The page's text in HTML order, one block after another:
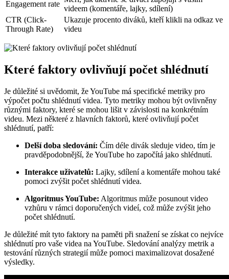
Engagement rate
videem (komentáře, lajky, sdílení)
CTR (Click-
Through Rate)
Ukazuje procento diváků, kteří klikli na odkaz ve
videu
Které faktory ovlivňují počet shlédnutí
Je důležité si uvědomit, že YouTube má specifické metriky pro
výpočet počtu shlédnutí videa. Tyto metriky mohou být ovlivněny
různými faktory, které se mohou lišit v závislosti na konkrétním
videu. Mezi některé z hlavních faktorů, které ovlivňují počet
shlédnutí, patří:
Delší doba sledování: Čím déle divák sleduje video, tím je
pravděpodobnější, že YouTube ho započítá jako shlédnutí.
Interakce uživatelů: Lajky, sdílení a komentáře mohou také
pomoci zvýšit počet shlédnutí videa.
Algoritmus YouTube: Algoritmus může posunout video
vzhůru v rámci doporučených videí, což může zvýšit jeho
počet shlédnutí.
Je důležité mít tyto faktory na paměti při snažení se získat co nejvíce
shlédnutí pro vaše videa na YouTube. Sledování analýzy metrik a
testování různých strategií může pomoci maximalizovat dosažené
výsledky.